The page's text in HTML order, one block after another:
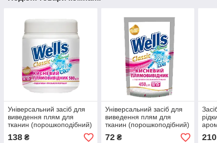
Універсальний засіб для
виведення плям для
тканин (порошкоподібний)
ТМ Wells Natural 500 г
138 ₴
Універсальний засіб для
виведення плям для
тканин (порошкоподібний)
ТМ Wells Natural 450 г
72₴ 210